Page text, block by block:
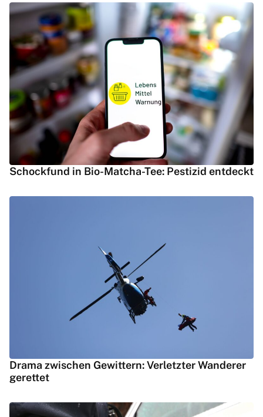
Schockfund in Bio-Matcha-Tee: Pestizid entdeckt
Drama zwischen Gewittern: Verletzter Wanderer
gerettet